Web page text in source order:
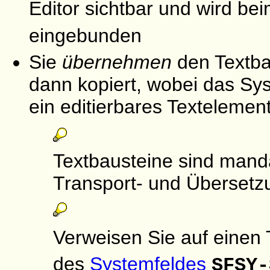
Editor sichtbar und wird
eingebunden
Sie übernehmen den
dann kopiert, wobei das
ein editierbares
Textbausteine sind
Transport- und
Verweisen Sie auf einen
des Systemfeldes